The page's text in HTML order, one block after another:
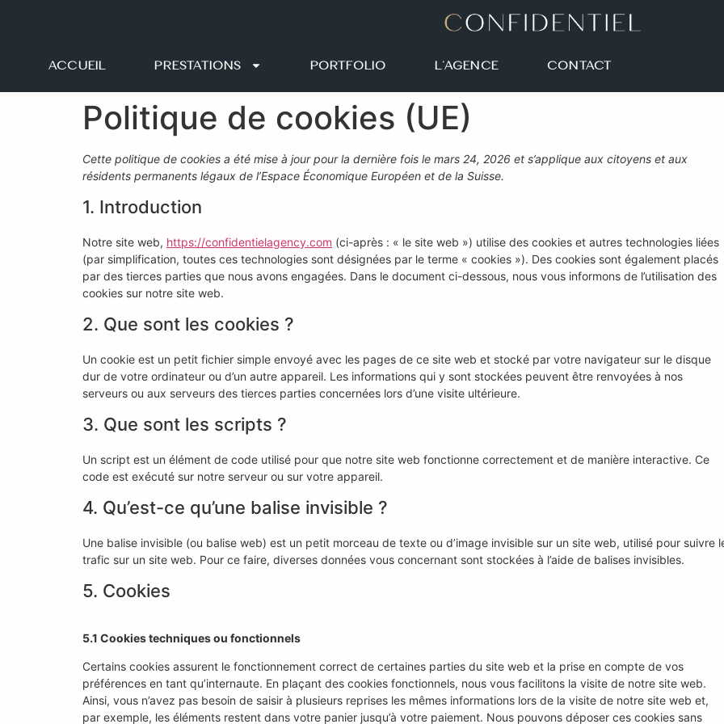
ACCUEIL PRESTATIONS PORTFOLIO L’AGENCE CONTACT
Politique de cookies (UE)
Cette politique de cookies a été mise à jour pour la dernière fois le mars 24, 2026 et s’applique aux citoyens et aux
résidents permanents légaux de l’Espace Économique Européen et de la Suisse.
1. Introduction
Notre site web, https://confidentielagency.com (ci-après : « le site web ») utilise des cookies et autres technologies liées
(par simplification, toutes ces technologies sont désignées par le terme « cookies »). Des cookies sont également placés
par des tierces parties que nous avons engagées. Dans le document ci-dessous, nous vous informons de l’utilisation des
cookies sur notre site web.
2. Que sont les cookies ?
Un cookie est un petit fichier simple envoyé avec les pages de ce site web et stocké par votre navigateur sur le disque
dur de votre ordinateur ou d’un autre appareil. Les informations qui y sont stockées peuvent être renvoyées à nos
serveurs ou aux serveurs des tierces parties concernées lors d’une visite ultérieure.
3. Que sont les scripts ?
Un script est un élément de code utilisé pour que notre site web fonctionne correctement et de manière interactive. Ce
code est exécuté sur notre serveur ou sur votre appareil.
4. Qu’est-ce qu’une balise invisible ?
Une balise invisible (ou balise web) est un petit morceau de texte ou d’image invisible sur un site web, utilisé pour suivre
trafic sur un site web. Pour ce faire, diverses données vous concernant sont stockées à l’aide de balises invisibles.
5. Cookies
5.1 Cookies techniques ou fonctionnels
Certains cookies assurent le fonctionnement correct de certaines parties du site web et la prise en compte de vos
préférences en tant qu’internaute. En plaçant des cookies fonctionnels, nous vous facilitons la visite de notre site web.
Ainsi, vous n’avez pas besoin de saisir à plusieurs reprises les mêmes informations lors de la visite de notre site web et,
par exemple, les éléments restent dans votre panier jusqu’à votre paiement. Nous pouvons déposer ces cookies sans